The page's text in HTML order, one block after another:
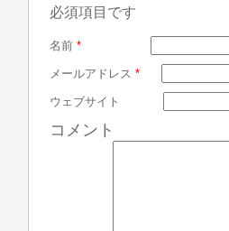
必須項目です
名前 *
メールアドレス *
ウェブサイト
コメント